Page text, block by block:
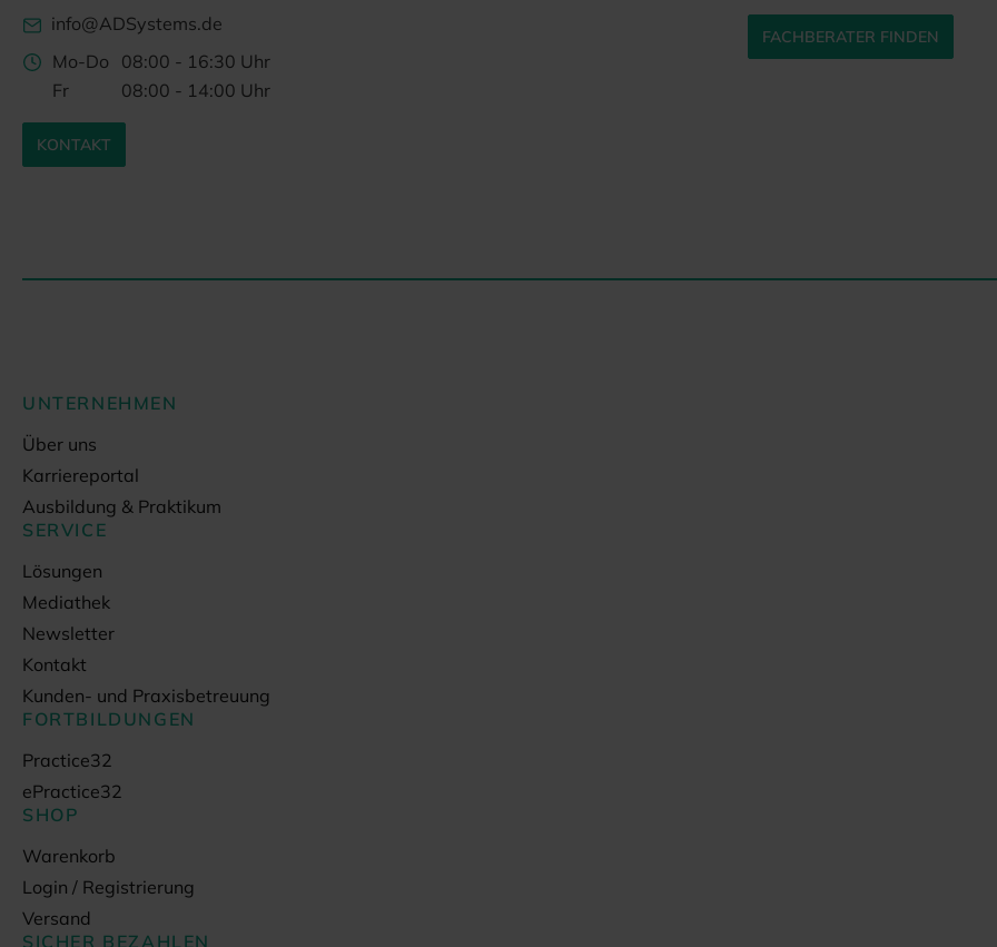
info@ADSystems.de
Mo-Do
08:00 - 16:30 Uhr
Fr
08:00 - 14:00 Uhr
KONTAKT
FACHBERATER FINDEN
UNTERNEHMEN
Über uns
Karriereportal
Ausbildung & Praktikum
SERVICE
Lösungen
Mediathek
Newsletter
Kontakt
Kunden- und Praxisbetreuung
FORTBILDUNGEN
Practice32
ePractice32
SHOP
Warenkorb
Login / Registrierung
Versand
SICHER BEZAHLEN